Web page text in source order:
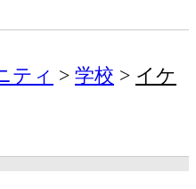
ティ 学校
イケ